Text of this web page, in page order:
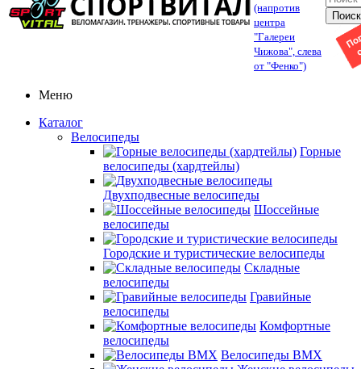
(напротив
центра
"Галереи
Чижова", слева
от "Фенко")
Меню
Каталог
Велосипеды
Горные
велосипеды (хардтейлы)
Двухподвесные велосипеды
Шоссейные
велосипеды
Городские и туристические велосипеды
Складные
велосипеды
Гравийные
велосипеды
Комфортные
велосипеды
Велосипеды BMX